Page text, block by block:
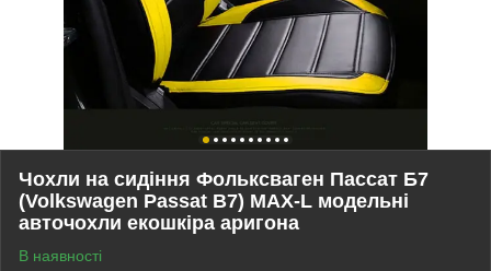
Чохли на сидіння Фольксваген Пассат Б7
(Volkswagen Passat B7) MAX-L модельні
авточохли екошкіра аригона
В наявності